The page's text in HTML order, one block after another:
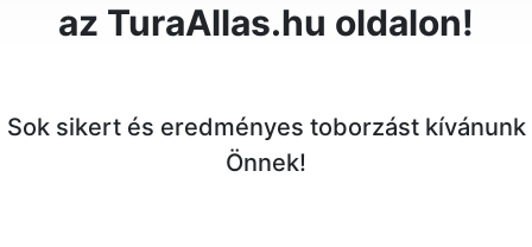
az TuraAllas.hu oldalon!
Sok sikert és eredményes toborzást kívánunk
Önnek!